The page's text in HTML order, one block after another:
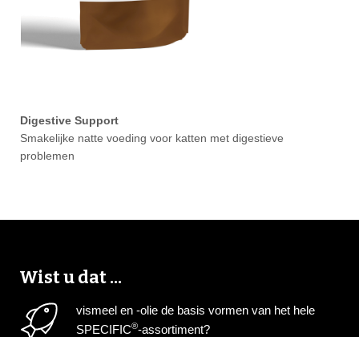
Digestive Support
Smakelijke natte voeding voor katten met digestieve
problemen
Wist u dat ...
vismeel en -olie de basis vormen van het hele
SPECIFIC®-assortiment?